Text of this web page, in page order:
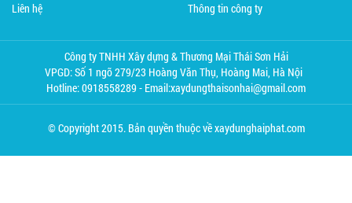
Liên hệ Thông tin công ty
Công ty TNHH Xây dựng & Thương Mại Thái Sơn Hải
VPGD: Số 1 ngõ 279/23 Hoàng Văn Thụ, Hoàng Mai, Hà Nội
Hotline: 0918558289 - Email:xaydungthaisonhai@gmail.com
© Copyright 2015. Bản quyền thuộc về xaydunghaiphat.com